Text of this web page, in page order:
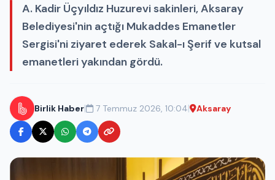
A. Kadir Üçyıldız Huzurevi sakinleri, Aksaray
Belediyesi'nin açtığı Mukaddes Emanetler
Sergisi'ni ziyaret ederek Sakal-ı Şerif ve kutsal
emanetleri yakından gördü.
Birlik Haber| 7 Temmuz 2026, 10:04| Aksaray